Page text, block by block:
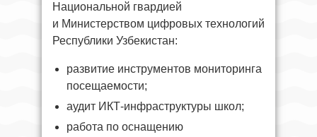
Национальной гвардией
и Министерством цифровых технологий
Республики Узбекистан:
развитие инструментов мониторинга
посещаемости;
аудит ИКТ-инфраструктуры школ;
работа по оснащению